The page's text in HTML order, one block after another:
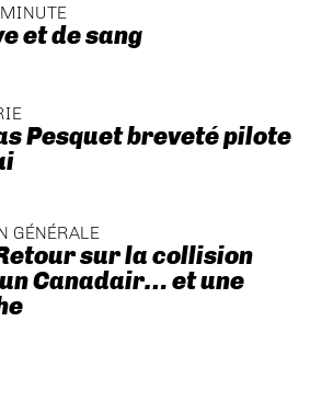
et de sang
Pesquet breveté pilote
GÉNÉRALE
sur la collision
Canadair… et une